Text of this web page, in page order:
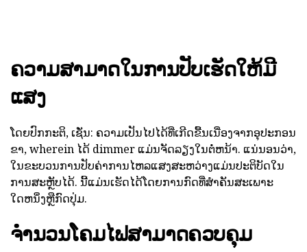
ຄວາມສາມາດໃນການປັບເຮັດໃຫ້ມີ
ແສງ
ໂດຍປົກກະຕິ, ເຊັ່ນ: ຄວາມເປັນໄປໄດ້ທີ່ເກີດຂື້ນເນື່ອງຈາກອຸປະກອນ
ຂາ, wherein ໄດ້ dimmer ແມ່ນຈັດລຽງໃນຕໍ່ຫນ້າ. ແນ່ນອນວ່າ,
ໃນຂະບວນການປັບຄ່າການໄຫລແສງສະຫວ່າງແມ່ນປະຕິບັດໃນ
ການສະຫຼັບໄດ້. ນີ້ແມ່ນເຮັດໄດ້ໂດຍການກົດທີ່ສໍາຄັນສະເພາະ
ໃດຫນຶ່ງຫຼືກົດປຸ່ມ.
ຈໍານວນໂຄມໄຟສາມາດຄວບຄຸມ